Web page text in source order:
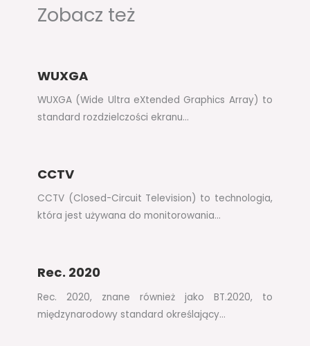
Zobacz też
WUXGA
WUXGA (Wide Ultra eXtended Graphics Array) to
standard rozdzielczości ekranu…
CCTV
CCTV (Closed-Circuit Television) to technologia,
która jest używana do monitorowania…
Rec. 2020
Rec. 2020, znane również jako BT.2020, to
międzynarodowy standard określający…